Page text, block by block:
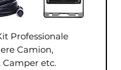
Professionale
Camion,
Camper etc.